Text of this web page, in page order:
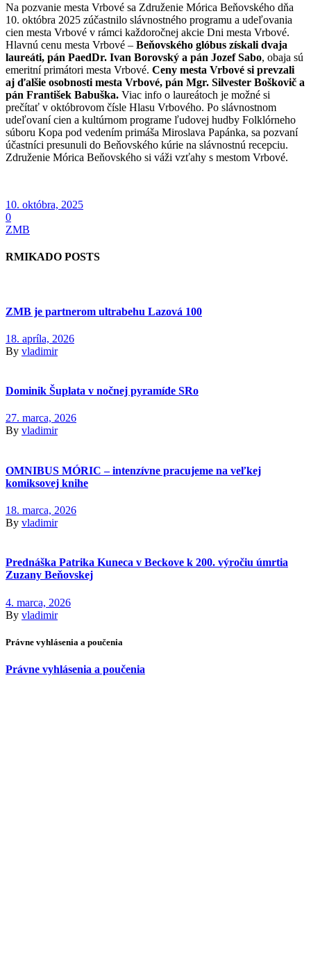
Na pozvanie mesta Vrbové sa Združenie Mórica Beňovského dňa
10. októbra 2025 zúčastnilo slávnostného programu a udeľovania
cien mesta Vrbové v rámci každoročnej akcie Dni mesta Vrbové.
Hlavnú cenu mesta Vrbové – Beňovského glóbus získali dvaja
laureáti, pán PaedDr. Ivan Borovský a pán Jozef Sabo, obaja sú
emeritní primátori mesta Vrbové. Ceny mesta Vrbové si prevzali
aj ďalšie osobnosti mesta Vrbové, pán Mgr. Silvester Boškovič a
pán František Babuška. Viac info o laureátoch je možné si
prečítať v októbrovom čísle Hlasu Vrbového. Po slávnostnom
udeľovaní cien a kultúrnom programe ľudovej hudby Folklórneho
súboru Kopa pod vedením primáša Miroslava Papánka, sa pozvaní
účastníci presunuli do Beňovského kúrie na slávnostnú recepciu.
Združenie Mórica Beňovského si váži vzťahy s mestom Vrbové.
10. októbra, 2025
0
ZMB
RMIKADO POSTS
ZMB je partnerom ultrabehu Lazová 100
18. apríla, 2026
By vladimir
Dominik Šuplata v nočnej pyramíde SRo
27. marca, 2026
By vladimir
OMNIBUS MÓRIC – intenzívne pracujeme na veľkej
komiksovej knihe
18. marca, 2026
By vladimir
Prednáška Patrika Kuneca v Beckove k 200. výročiu úmrtia
Zuzany Beňovskej
4. marca, 2026
By vladimir
Právne vyhlásenia a poučenia
Právne vyhlásenia a poučenia